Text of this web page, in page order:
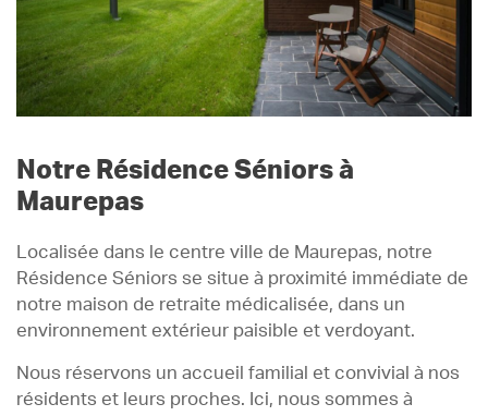
Notre Résidence Séniors à
Maurepas
Localisée dans le centre ville de Maurepas, notre
Résidence Séniors se situe à proximité immédiate de
notre maison de retraite médicalisée, dans un
environnement extérieur paisible et verdoyant.
Nous réservons un accueil familial et convivial à nos
résidents et leurs proches. Ici, nous sommes à